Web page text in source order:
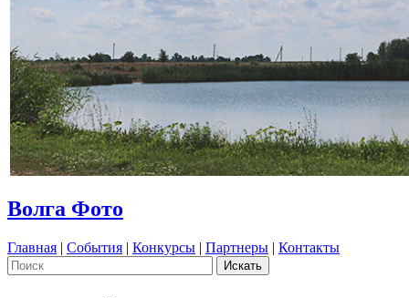
Волга Фото
Главная | События | Конкурсы | Партнеры | Контакты